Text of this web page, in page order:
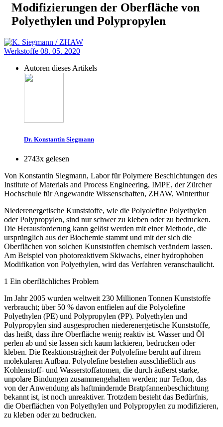
Modifizierungen der Oberfläche von
Polyethylen und Polypropylen
Werkstoffe 08. 05. 2020
Autoren dieses Artikels
Dr. Konstantin Siegmann
2743x gelesen
Von Konstantin Siegmann, Labor für Polymere Beschichtungen des
Institute of Materials and Process Engineering, IMPE, der Zürcher
Hochschule für Angewandte Wissenschaften, ZHAW, Winterthur
Niederenergetische Kunststoffe, wie die Polyolefine Polyethylen
oder Polypropylen, sind nur schwer zu kleben oder zu bedrucken.
Die Herausforderung kann gelöst werden mit einer Methode, die
ursprünglich aus der Biochemie stammt und mit der sich die
Oberflächen von solchen Kunststoffen chemisch verändern lassen.
Am Beispiel von photoreaktivem Skiwachs, einer hydrophoben
Modifikation von Polyethylen, wird das Verfahren veranschaulicht.
1 Ein oberflächliches Problem
Im Jahr 2005 wurden weltweit 230 Millionen Tonnen Kunststoffe
verbraucht; über 50 % davon entfielen auf die Polyolefine
Polyethylen (PE) und Polypropylen (PP). Polyethylen und
Polypropylen sind ausgesprochen niederenergetische Kunststoffe,
das heißt, dass ihre Oberfläche wenig reaktiv ist. Wasser und Öl
perlen ab und sie lassen sich kaum lackieren, bedrucken oder
kleben. Die Reaktionsträgheit der Polyolefine beruht auf ihrem
molekularen Aufbau. Polyolefine bestehen ausschließlich aus
Kohlenstoff- und Wasserstoffatomen, die durch äußerst starke,
unpolare Bindungen zusammengehalten werden; nur Teflon, das
von der Anwendung als haftmindernde Bratpfannenbeschichtung
bekannt ist, ist noch unreaktiver. Trotzdem besteht das Bedürfnis,
die Oberflächen von Polyethylen und Polypropylen zu modifizieren,
zu kleben oder zu bedrucken.